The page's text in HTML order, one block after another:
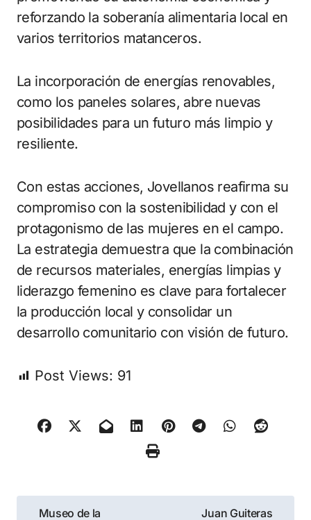
reforzando la soberanía alimentaria local en
varios territorios matanceros.
La incorporación de energías renovables,
como los paneles solares, abre nuevas
posibilidades para un futuro más limpio y
resiliente.
Con estas acciones, Jovellanos reafirma su
compromiso con la sostenibilidad y con el
protagonismo de las mujeres en el campo.
La estrategia demuestra que la combinación
de recursos materiales, energías limpias y
liderazgo femenino es clave para fortalecer
la producción local y consolidar un
desarrollo comunitario con visión de futuro.
Post Views: 91
Navegación
Museo de la
Juan Guiteras